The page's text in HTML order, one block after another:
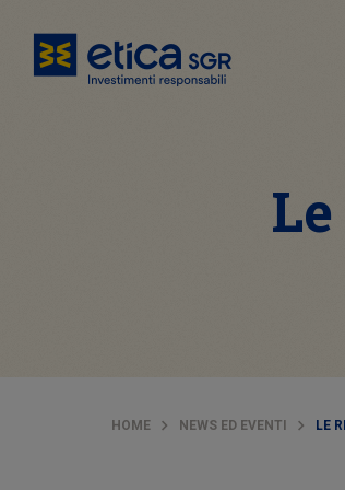
HOME NEWS ED EVENTI LE